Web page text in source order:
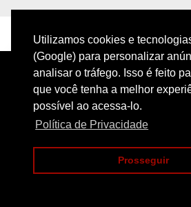
Utilizamos cookies e
(Google) para personalizar
analisar o tráfego. Isso é feito
que você tenha a melhor
possível ao acessa-lo.
Política de Privacidade
Prosseguir
PRIVACIDADE
COPYRIGHT@2024 |